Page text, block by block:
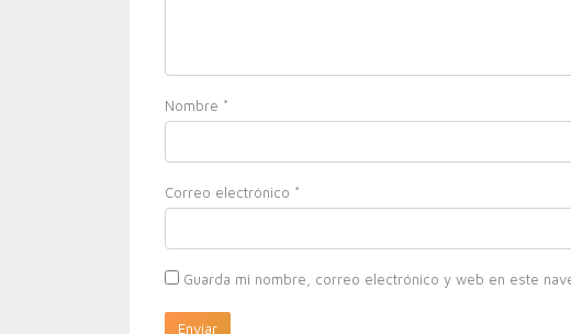
Nombre *
Correo electrónico *
Guarda mi nombre, correo electrónico y web en este